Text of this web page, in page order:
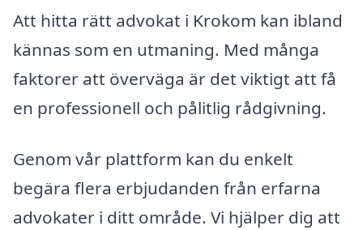
Att hitta rätt advokat i Krokom kan ibland
kännas som en utmaning. Med många
faktorer att överväga är det viktigt att få
en professionell och pålitlig rådgivning.
Genom vår plattform kan du enkelt
begära flera erbjudanden från erfarna
advokater i ditt område. Vi hjälper dig att